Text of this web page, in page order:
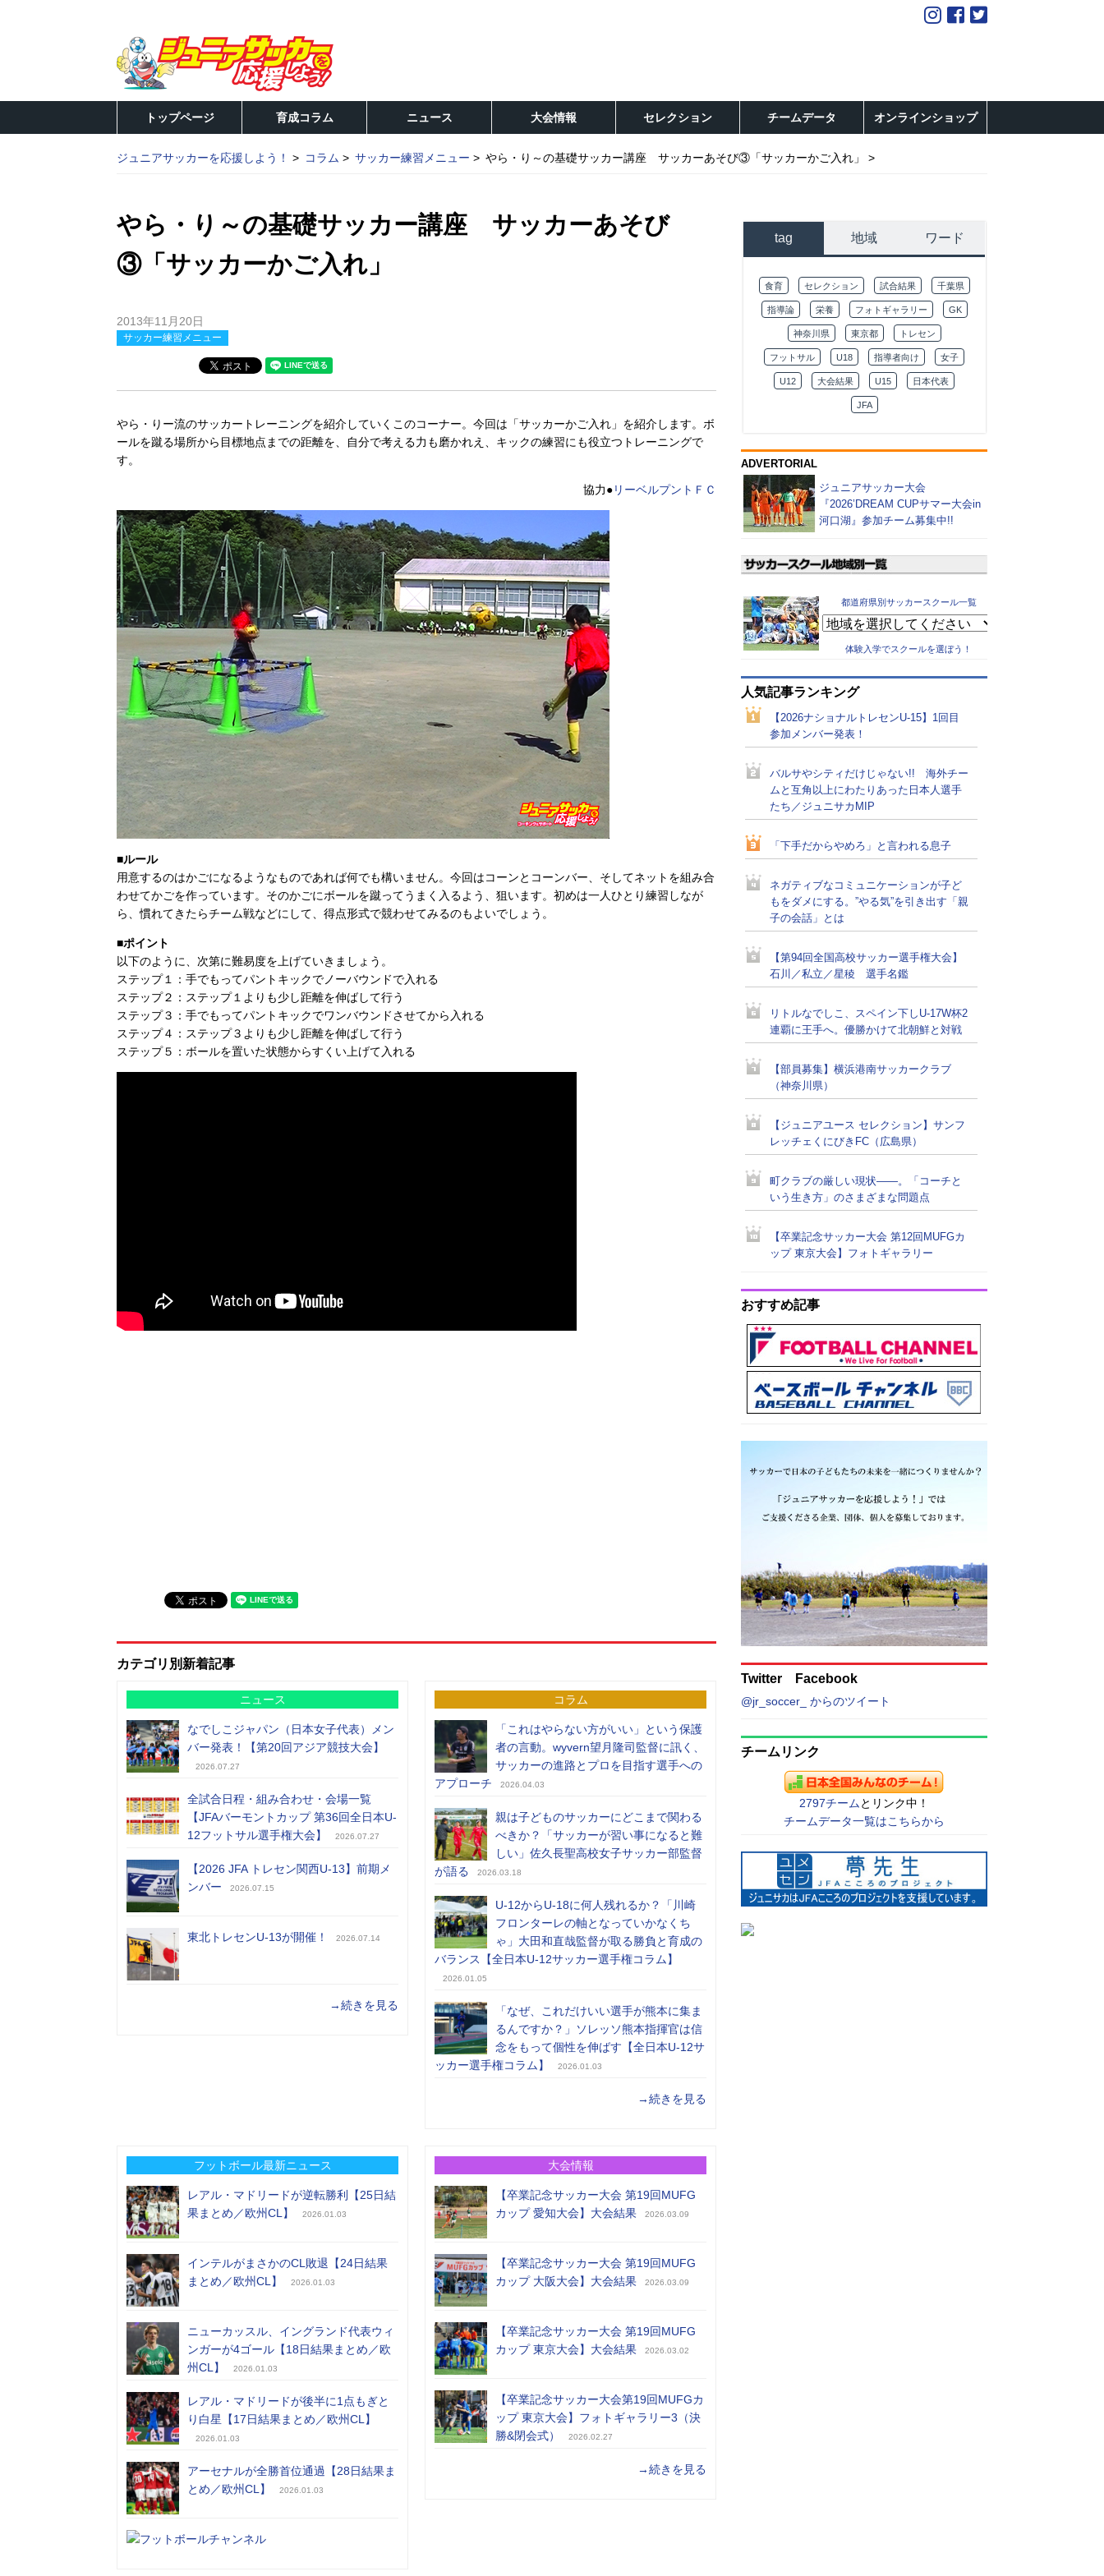
トップページ 育成コラム ニュース 大会情報 セレクション チームデータ オンラインショップ
ジュニアサッカーを応援しよう！ コラム サッカー練習メニュー やら・り～の基礎サッカー講座 サッカーあそび③「サッカーかご入れ」
やら・り～の基礎サッカー講座 サッカーあそび
③「サッカーかご入れ」
2013年11月20日
サッカー練習メニュー
やら・りー流のサッカートレーニングを紹介していくこのコーナー。今回は「サッカーかご入れ」を紹介します。ボ
ールを蹴る場所から目標地点までの距離を、自分で考える力も磨かれえ、キックの練習にも役立つトレーニングで
す。
協力●リーベルプントＦＣ
■ルール
用意するのはかごになるようなものであれば何でも構いません。今回はコーンとコーンバー、そしてネットを組み合
わせてかごを作っています。そのかごにボールを蹴ってうまく入るよう、狙います。初めは一人ひとり練習しなが
ら、慣れてきたらチーム戦などにして、得点形式で競わせてみるのもよいでしょう。
■ポイント
以下のように、次第に難易度を上げていきましょう。
ステップ１：手でもってパントキックでノーバウンドで入れる
ステップ２：ステップ１よりも少し距離を伸ばして行う
ステップ３：手でもってパントキックでワンバウンドさせてから入れる
ステップ４：ステップ３よりも少し距離を伸ばして行う
ステップ５：ボールを置いた状態からすくい上げて入れる
カテゴリ別新着記事
ニュース
なでしこジャパン（日本女子代表）メン
バー発表！【第20回アジア競技大会】
2026.07.27
全試合日程・組み合わせ・会場一覧
【JFAバーモントカップ 第36回全日本U-
12フットサル選手権大会】
2026.07.27
【2026 JFA トレセン関西U-13】前期メ
ンバー
2026.07.15
東北トレセンU-13が開催！ 2026.07.14
→続きを見る
コラム
「これはやらない方がいい」という保護
者の言動。wyvern望月隆司監督に訊く、
サッカーの進路とプロを目指す選手への
アプローチ
2026.04.03
親は子どものサッカーにどこまで関わる
べきか？「サッカーが習い事になると難
しい」佐久長聖高校女子サッカー部監督
が語る
2026.03.18
U-12からU-18に何人残れるか？「川崎
フロンターレの軸となっていかなくち
ゃ」大田和直哉監督が取る勝負と育成の
バランス【全日本U-12サッカー選手権コラム】
2026.01.05
「なぜ、これだけいい選手が熊本に集ま
るんですか？」ソレッソ熊本指揮官は信
念をもって個性を伸ばす【全日本U-12サ
ッカー選手権コラム】
2026.01.03
→続きを見る
フットボール最新ニュース
レアル・マドリードが逆転勝利【25日結
果まとめ／欧州CL】
2026.01.03
インテルがまさかのCL敗退【24日結果
まとめ／欧州CL】
2026.01.03
ニューカッスル、イングランド代表ウィ
ンガーが4ゴール【18日結果まとめ／欧
州CL】
2026.01.03
レアル・マドリードが後半に1点もぎと
り白星【17日結果まとめ／欧州CL】
2026.01.03
アーセナルが全勝首位通過【28日結果ま
とめ／欧州CL】
2026.01.03
大会情報
【卒業記念サッカー大会 第19回MUFG
カップ 愛知大会】大会結果
2026.03.09
【卒業記念サッカー大会 第19回MUFG
カップ 大阪大会】大会結果
2026.03.09
【卒業記念サッカー大会 第19回MUFG
カップ 東京大会】大会結果
2026.03.02
【卒業記念サッカー大会第19回MUFGカ
ップ 東京大会】フォトギャラリー3（決
勝&閉会式）
2026.02.27
→続きを見る
tag 地域 ワード
食育 セレクション 試合結果 千葉県
指導論 栄養 フォトギャラリー GK
神奈川県 東京都 トレセン
フットサル U18 指導者向け 女子
U12 大会結果 U15 日本代表
JFA
ADVERTORIAL
ジュニアサッカー大会
『2026’DREAM CUPサマー大会in
河口湖』参加チーム募集中!!
都道府県別サッカースクール一覧
体験入学でスクールを選ぼう！
人気記事ランキング
【2026ナショナルトレセンU-15】1回目
参加メンバー発表！
バルサやシティだけじゃない!! 海外チー
ムと互角以上にわたりあった日本人選手
たち／ジュニサカMIP
「下手だからやめろ」と言われる息子
ネガティブなコミュニケーションが子ど
もをダメにする。”やる気”を引き出す「親
子の会話」とは
【第94回全国高校サッカー選手権大会】
石川／私立／星稜 選手名鑑
リトルなでしこ、スペイン下しU-17W杯2
連覇に王手へ。優勝かけて北朝鮮と対戦
【部員募集】横浜港南サッカークラブ
（神奈川県）
【ジュニアユース セレクション】サンフ
レッチェくにびきFC（広島県）
町クラブの厳しい現状――。「コーチと
いう生き方」のさまざまな問題点
【卒業記念サッカー大会 第12回MUFGカ
ップ 東京大会】フォトギャラリー
おすすめ記事
Twitter Facebook
@jr_soccer_ からのツイート
チームリンク
2797チーム とリンク中！
チームデータ一覧はこちらから